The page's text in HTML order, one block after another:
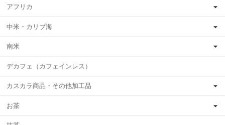
アフリカ
中米・カリブ海
南米
デカフェ（カフェインレス）
カスカラ商品・その他加工品
お茶